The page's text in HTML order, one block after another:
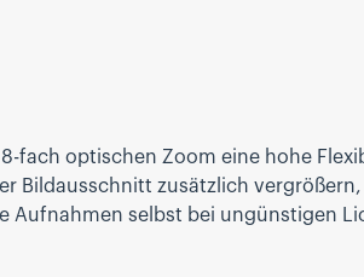
fach optischen Zoom eine hohe
Bildausschnitt zusätzlich
Aufnahmen selbst bei ungünstigen